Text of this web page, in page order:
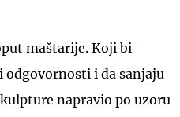
maštarije. Koji bi
odgovornosti i da sanjaju
napravio po uzoru
NOTIFIKACIJE